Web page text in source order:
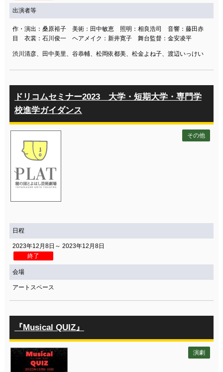
出演者等
作・演出：桑原裕子 美術：田中敏恵 照明：相良浩司 音響：藤田赤
目 衣裳：石川俊一 ヘアメイク：新井寛子 舞台監督：金安凌平
渋川清彦、田中美里、谷恭輔、松岡依都美、松金よね子、渡辺いっけい
ドリコムセミナー2023 大学・短期大学・専門学
校進学ガイダンス
その他
日程
2023年12月8日～ 2023年12月8日
終了
会場
アートスペース
『Musical QUIZ』
演劇